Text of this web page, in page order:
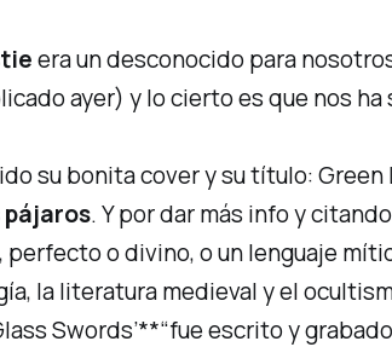
era un desconocido para
ayer) y lo cierto es que nos
su bonitacovery su título:Green
. Y por dar más info y
o divino, o un lenguaje
la literatura medieval y el
Swords’**“fue escrito y